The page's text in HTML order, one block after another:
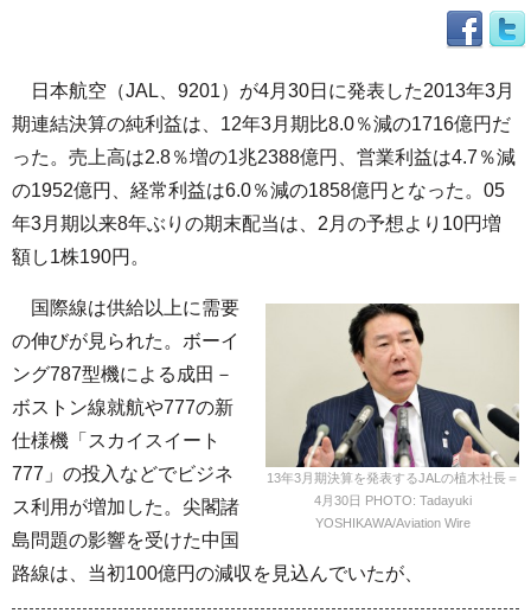
日本航空（JAL、9201）が4月30日に発表した2013年3月
期連結決算の純利益は、12年3月期比8.0％減の1716億円だ
った。売上高は2.8％増の1兆2388億円、営業利益は4.7％減
の1952億円、経常利益は6.0％減の1858億円となった。05
年3月期以来8年ぶりの期末配当は、2月の予想より10円増
額し1株190円。
13年3月期決算を発表するJALの植木社長＝
4月30日 PHOTO: Tadayuki
YOSHIKAWA/Aviation Wire
国際線は供給以上に需要
の伸びが見られた。ボーイ
ング787型機による成田－
ボストン線就航や777の新
仕様機「スカイスイート
777」の投入などでビジネ
ス利用が増加した。尖閣諸
島問題の影響を受けた中国
路線は、当初100億円の減収を見込んでいたが、